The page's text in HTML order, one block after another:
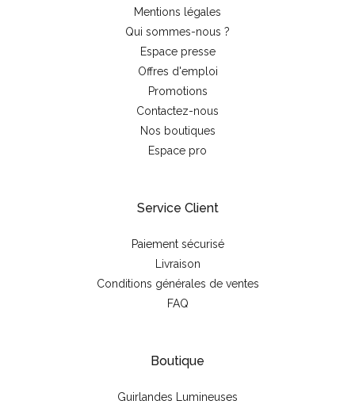
Mentions légales
Qui sommes-nous ?
Espace presse
Offres d'emploi
Promotions
Contactez-nous
Nos boutiques
Espace pro
Service Client
Paiement sécurisé
Livraison
Conditions générales de ventes
FAQ
Boutique
Guirlandes Lumineuses